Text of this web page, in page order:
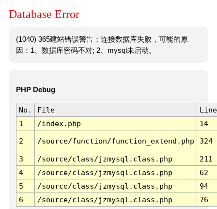
Database Error
(1040) 365建站错误警告：连接数据库失败，可能的原
因：1、数据库密码不对; 2、mysql未启动。
PHP Debug
No. File
Line
1
/index.php 14
2 /source/function/function_extend.php 324
3 /source/class/jzmysql.class.php
211
4
/source/class/jzmysql.class.php
62
5
/source/class/jzmysql.class.php
94
6
/source/class/jzmysql.class.php 76